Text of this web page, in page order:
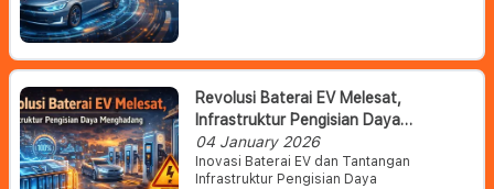
Revolusi Baterai EV Melesat,
Infrastruktur Pengisian Daya
Menghadang
04 January 2026
Inovasi Baterai EV dan Tantangan
Infrastruktur Pengisian Daya